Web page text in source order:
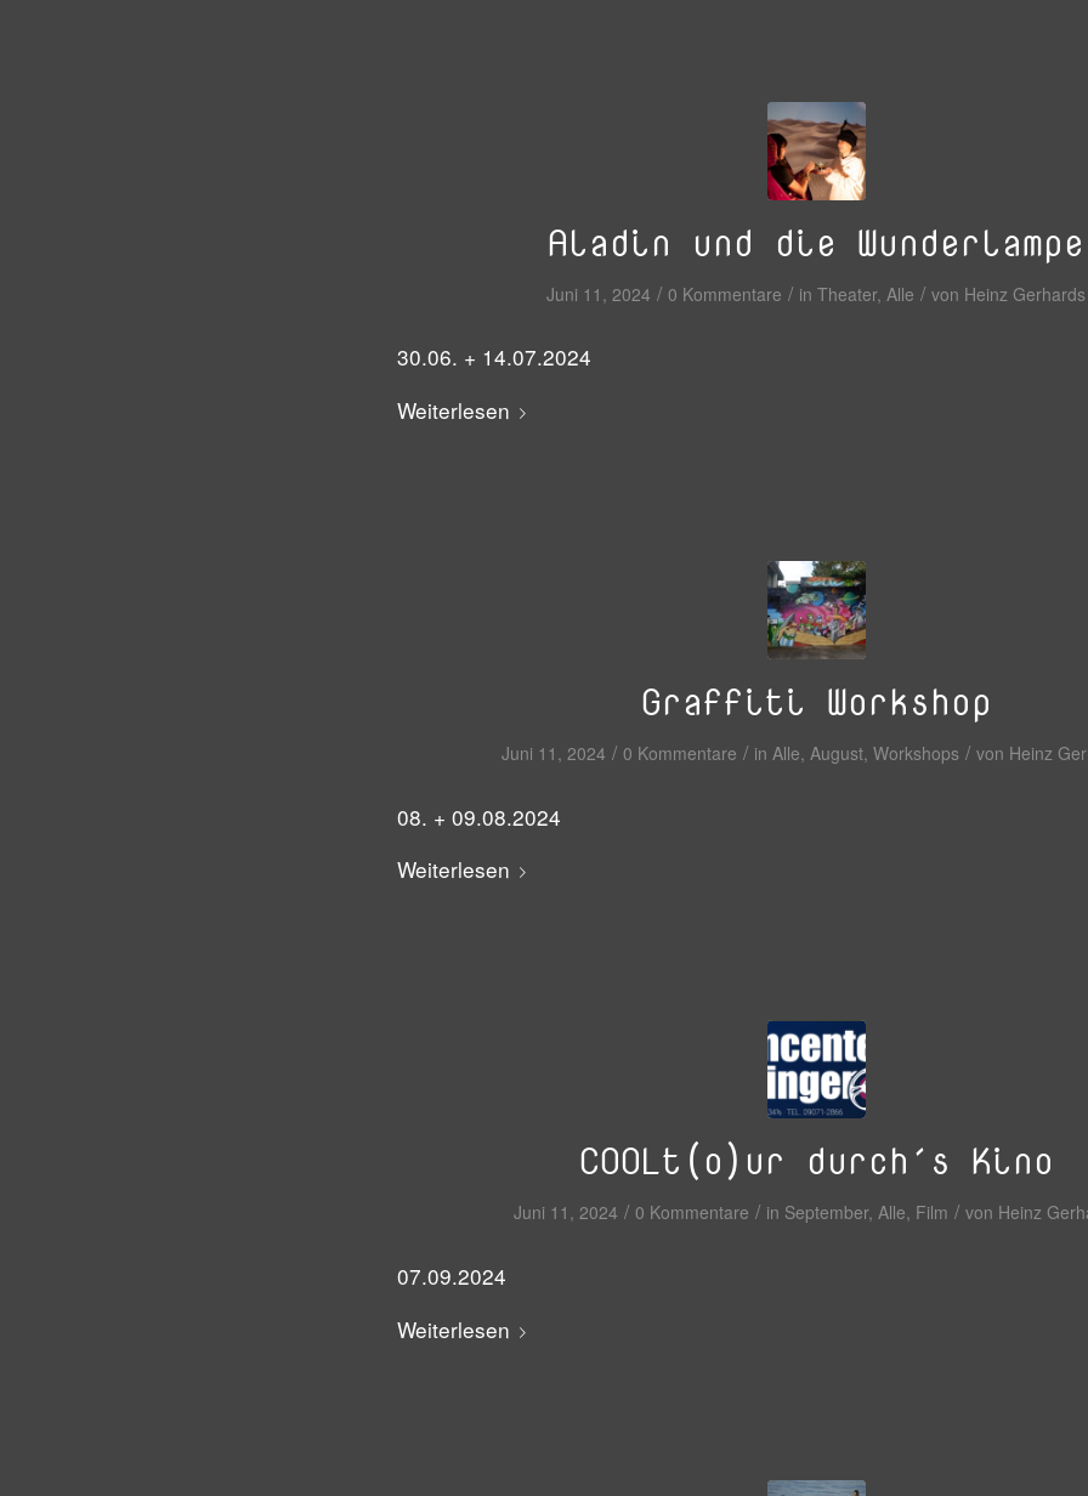
Aladin und die Wunderlampe
Juni 11, 2024 / 0 Kommentare / in Theater, Alle / von Heinz Gerhards
30.06. + 14.07.2024
Weiterlesen
Graffiti Workshop
Juni 11, 2024 / 0 Kommentare / in Alle, August, Workshops / von Heinz
08. + 09.08.2024
Weiterlesen
COOLt(o)ur durch´s Kino
Juni 11, 2024 / 0 Kommentare / in September, Alle, Film / von Heinz
07.09.2024
Weiterlesen